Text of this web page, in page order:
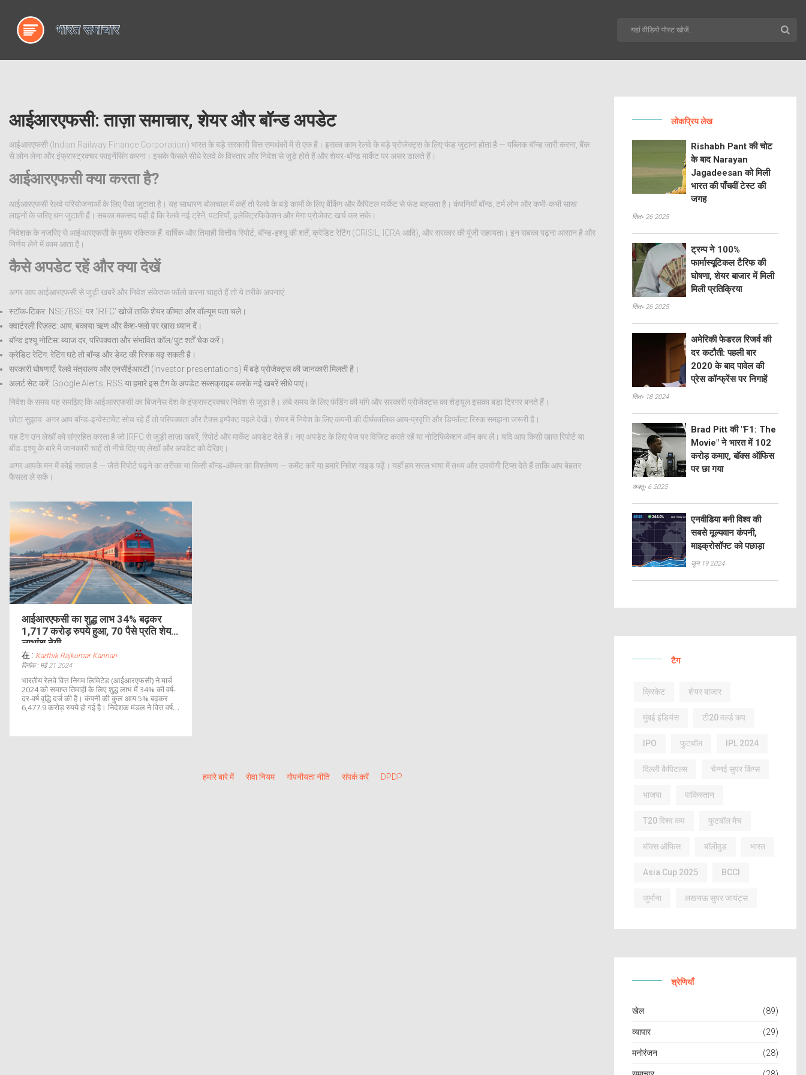
आईआरएफसी: ताज़ा समाचार, शेयर और बॉन्ड अपडेट
आईआरएफसी (Indian Railway Finance Corporation) भारत के बड़े सरकारी वित्त समर्थकों में से एक है। इसका काम रेलवे के बड़े प्रोजेक्ट्स के लिए फंड जुटाना होता है — पब्लिक बॉन्ड जारी करना, बैंक
से लोन लेना और इंफ्रास्ट्रक्चर फाइनेंसिंग करना। इसके फैसले सीधे रेलवे के विस्तार और निवेश से जुड़े होते हैं और शेयर‑बॉन्ड मार्केट पर असर डालते हैं।
आईआरएफसी क्या करता है?
आईआरएफसी रेलवे परियोजनाओं के लिए पैसा जुटाता है। यह साधारण बोलचाल में कहें तो रेलवे के बड़े कामों के लिए बैंकिंग और कैपिटल मार्केट से फंड बहसता है। कंपनियाँ बॉन्ड, टर्म लोन और कभी‑कभी साख
लाइनों के जरिए धन जुटाती हैं। सबका मकसद यही है कि रेलवे नई ट्रेनें, पटरियाँ, इलेक्ट्रिफिकेशन और मेगा प्रोजेक्ट खर्च कर सके।
निवेशक के नजरिए से आईआरएफसी के मुख्य संकेतक हैं: वार्षिक और तिमाही वित्तीय रिपोर्ट, बॉन्ड‑इश्यू की शर्तें, क्रेडिट रेटिंग (CRISIL, ICRA आदि), और सरकार की पूंजी सहायता। इन सबका पढ़ना आसान है और
निर्णय लेने में काम आता है।
कैसे अपडेट रहें और क्या देखें
अगर आप आईआरएफसी से जुड़ी खबरें और निवेश संकेतक फॉलो करना चाहते हैं तो ये तरीके अपनाएं:
स्टॉक‑टिकर: NSE/BSE पर 'IRFC' खोजें ताकि शेयर कीमत और वॉल्यूम पता चले।
क्वार्टरली रिज़ल्ट: आय, बकाया ऋण और कैश‑फ्लो पर खास ध्यान दें।
बॉन्ड इश्यू नोटिस: ब्याज दर, परिपक्वता और संभावित कॉल/पुट शर्तें चेक करें।
क्रेडिट रेटिंग: रेटिंग घटे तो बॉन्ड और डेब्ट की रिस्क बढ़ सकती है।
सरकारी घोषणाएँ: रेलवे मंत्रालय और एनसीईआरटी (Investor presentations) में बड़े प्रोजेक्ट्स की जानकारी मिलती है।
अलर्ट सेट करें: Google Alerts, RSS या हमारे इस टैग के अपडेट सब्सक्राइब करके नई खबरें सीधे पाएं।
निवेश के समय यह समझिए कि आईआरएफसी का बिजनेस देश के इंफ्रास्ट्रक्चर निवेश से जुड़ा है। लंबे समय के लिए फंडिंग की मांगे और सरकारी प्रोजेक्ट्स का शेड्यूल इसका बड़ा ट्रिगर बनते हैं।
छोटा सुझाव: अगर आप बॉन्ड‑इन्वेस्टमेंट सोच रहे हैं तो परिपक्वता और टैक्स इम्पैक्ट पहले देखें। शेयर में निवेश के लिए कंपनी की दीर्घकालिक आय-प्रवृत्ति और डिफॉल्ट रिस्क समझना जरूरी है।
यह टैग उन लेखों को संग्रहित करता है जो IRFC से जुड़ी ताज़ा खबरें, रिपोर्ट और मार्केट अपडेट देते हैं। नए अपडेट के लिए पेज पर विजिट करते रहें या नोटिफिकेशन ऑन कर लें। यदि आप किसी खास रिपोर्ट या
बोंड‑इश्यू के बारे में जानकारी चाहें तो नीचे दिए गए लेखों और अपडेट को देखिए।
अगर आपके मन में कोई सवाल है — जैसे रिपोर्ट पढ़ने का तरीका या किसी बॉन्ड‑ऑफर का विश्लेषण — कमेंट करें या हमारे निवेश गाइड पढ़ें। यहाँ हम सरल भाषा में तथ्य और उपयोगी टिप्स देते हैं ताकि आप बेहतर
फैसला ले सकें।
आईआरएफसी का शुद्ध लाभ 34% बढ़कर
1,717 करोड़ रुपये हुआ, 70 पैसे प्रति शेयर
लाभांश देगी
在 : Karthik Rajkumar Kannan
दिनांक : मई 21 2024
भारतीय रेलवे वित्त निगम लिमिटेड (आईआरएफसी) ने मार्च
2024 को समाप्त तिमाही के लिए शुद्ध लाभ में 34% की वर्ष-
दर-वर्ष वृद्धि दर्ज की है। कंपनी की कुल आय 5% बढ़कर
6,477.9 करोड़ रुपये हो गई है। निदेशक मंडल ने वित्त वर्ष
हमारे बारे में सेवा नियम गोपनीयता नीति संपर्क करें DPDP
लोकप्रिय लेख
Rishabh Pant की चोट
के बाद Narayan
Jagadeesan को मिली
भारत की पाँचवीं टेस्ट की
जगह
सित॰ 26 2025
ट्रम्प ने 100%
फार्मास्यूटिकल टैरिफ की
घोषणा, शेयर बाजार में मिली
मिली प्रतिक्रिया
सित॰ 26 2025
अमेरिकी फेडरल रिजर्व की
दर कटौती: पहली बार
2020 के बाद पावेल की
प्रेस कॉन्फ्रेंस पर निगाहें
सित॰ 18 2024
Brad Pitt की "F1: The
Movie" ने भारत में 102
करोड़ कमाए, बॉक्स ऑफिस
पर छा गया
अक्तू॰ 6 2025
एनवीडिया बनी विश्व की
सबसे मूल्यवान कंपनी,
माइक्रोसॉफ्ट को पछाड़ा
जून 19 2024
टैग
क्रिकेट शेयर बाजार
मुंबई इंडियंस टी20 वर्ल्ड कप
IPO फुटबॉल IPL 2024
दिल्ली कैपिटल्स चेन्नई सुपर किंग्स
भाजपा पाकिस्तान
T20 विश्व कप फुटबॉल मैच
बॉक्स ऑफिस बॉलीवुड भारत
Asia Cup 2025 BCCI
जुर्माना लखनऊ सुपर जायंट्स
श्रेणियाँ
खेल (89)
व्यापार (29)
मनोरंजन (28)